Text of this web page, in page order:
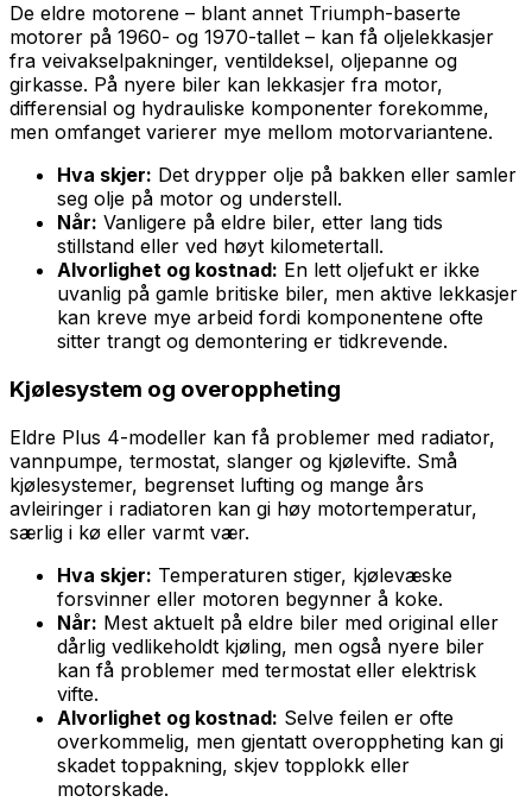
De eldre motorene – blant annet Triumph-baserte
motorer på 1960- og 1970-tallet – kan få oljelekkasjer
fra veivakselpakninger, ventildeksel, oljepanne og
girkasse. På nyere biler kan lekkasjer fra motor,
differensial og hydrauliske komponenter forekomme,
men omfanget varierer mye mellom motorvariantene.
Hva skjer: Det drypper olje på bakken eller samler
seg olje på motor og understell.
Når: Vanligere på eldre biler, etter lang tids
stillstand eller ved høyt kilometertall.
Alvorlighet og kostnad: En lett oljefukt er ikke
uvanlig på gamle britiske biler, men aktive lekkasjer
kan kreve mye arbeid fordi komponentene ofte
sitter trangt og demontering er tidkrevende.
Kjølesystem og overoppheting
Eldre Plus 4-modeller kan få problemer med radiator,
vannpumpe, termostat, slanger og kjølevifte. Små
kjølesystemer, begrenset lufting og mange års
avleiringer i radiatoren kan gi høy motortemperatur,
særlig i kø eller varmt vær.
Hva skjer: Temperaturen stiger, kjølevæske
forsvinner eller motoren begynner å koke.
Når: Mest aktuelt på eldre biler med original eller
dårlig vedlikeholdt kjøling, men også nyere biler
kan få problemer med termostat eller elektrisk
vifte.
Alvorlighet og kostnad: Selve feilen er ofte
overkommelig, men gjentatt overoppheting kan gi
skadet toppakning, skjev topplokk eller
motorskade.